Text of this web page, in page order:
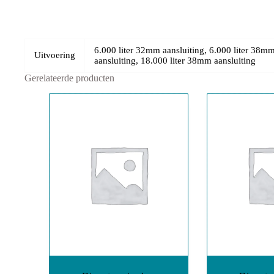
Uitvoering
6.000 liter 32mm aansluiting, 6.000 liter
aansluiting, 18.000 liter 38mm aansluiting
Gerelateerde producten